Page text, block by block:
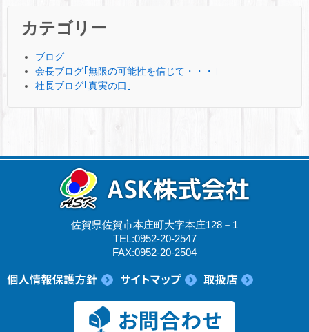
カテゴリー
ブログ
会長ブログ｢無限の可能性を信じて・・・｣
社長ブログ｢真実の口｣
佐賀県佐賀市本庄町大字本庄128－1
TEL:0952-20-2547
FAX:0952-20-2504